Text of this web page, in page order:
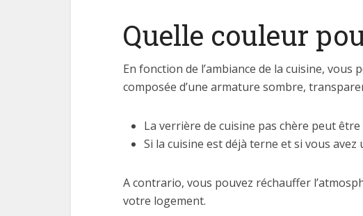
Quelle couleur
En fonction de l’ambiance de la cuisine,
composée d’une armature sombre,
La verrière de cuisine pas chère peut
Si la cuisine est déjà terne et si vous
A contrario, vous pouvez réchauffer
votre logement.